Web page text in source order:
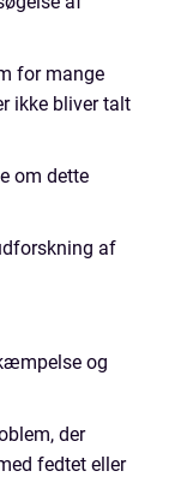
for mange
ikke bliver talt
om dette
af
og
der
fedtet eller